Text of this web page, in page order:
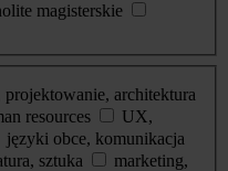
magisterskie
projektowanie, architektura
resources
UX,
języki obce, komunikacja
sztuka
marketing,